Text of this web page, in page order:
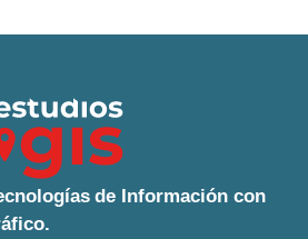
de Información con